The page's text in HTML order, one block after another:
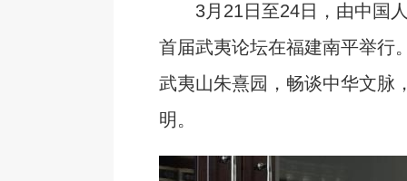
3月21日至24日，由中国人
首届武夷论坛在福建南平举行
武夷山朱熹园，畅谈中华文脉
明。